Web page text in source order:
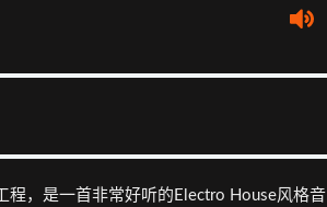
程，是一首非常好听的Electro House风格音